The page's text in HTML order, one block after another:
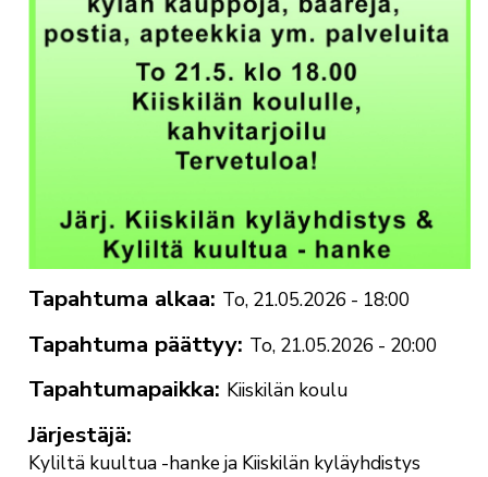
Tapahtuma alkaa To, 21.05.2026 - 18:00
Tapahtuma päättyy To, 21.05.2026 - 20:00
Tapahtumapaikka Kiiskilän koulu
Järjestäjä
Kyliltä kuultua -hanke ja Kiiskilän kyläyhdistys